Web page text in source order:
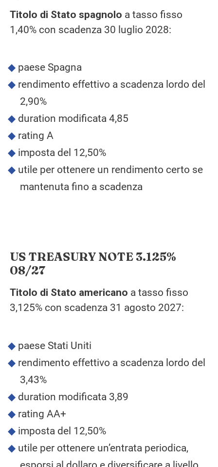
Titolo di Stato spagnolo a tasso fisso
1,40% con scadenza 30 luglio 2028:
paese Spagna
rendimento effettivo a scadenza lordo del
2,90%
duration modificata 4,85
rating A
imposta del 12,50%
utile per ottenere un rendimento certo se
mantenuta fino a scadenza
US TREASURY NOTE 3.125%
08/27
Titolo di Stato americano a tasso fisso
3,125% con scadenza 31 agosto 2027:
paese Stati Uniti
rendimento effettivo a scadenza lordo del
3,43%
duration modificata 3,89
rating AA+
imposta del 12,50%
utile per ottenere un’entrata periodica,